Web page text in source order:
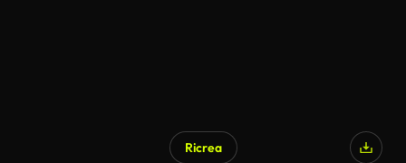
Ricrea